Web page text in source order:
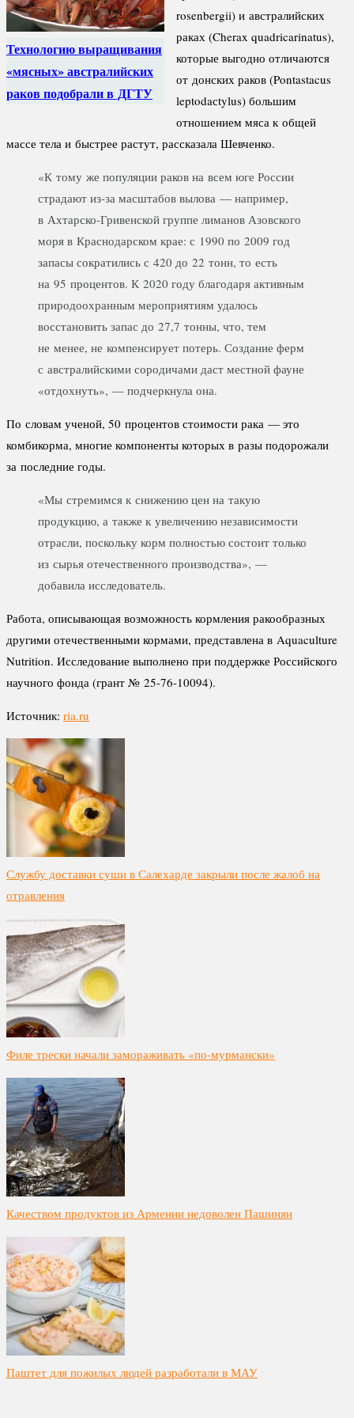
Технологию выращивания
«мясных» австралийских
раков подобрали в ДГТУ
rosenbergii) и австралийских
раках (Cherax quadricarinatus),
которые выгодно отличаются
от донских раков (Pontastacus
leptodaсtylus) большим
отношением мяса к общей
массе тела и быстрее растут, рассказала Шевченко.
«К тому же популяции раков на всем юге России
страдают из-за масштабов вылова — например,
в Ахтарско-Гривенской группе лиманов Азовского
моря в Краснодарском крае: с 1990 по 2009 год
запасы сократились с 420 до 22 тонн, то есть
на 95 процентов. К 2020 году благодаря активным
природоохранным мероприятиям удалось
восстановить запас до 27,7 тонны, что, тем
не менее, не компенсирует потерь. Создание ферм
с австралийскими сородичами даст местной фауне
«отдохнуть», — подчеркнула она.
По словам ученой, 50 процентов стоимости рака — это
комбикорма, многие компоненты которых в разы подорожали
за последние годы.
«Мы стремимся к снижению цен на такую
продукцию, а также к увеличению независимости
отрасли, поскольку корм полностью состоит только
из сырья отечественного производства», —
добавила исследователь.
Работа, описывающая возможность кормления ракообразных
другими отечественными кормами, представлена в Aquaculture
Nutrition. Исследование выполнено при поддержке Российского
научного фонда (грант № 25-76-10094).
Источник: ria.ru
Службу доставки суши в Салехарде закрыли после жалоб на
отравления
Филе трески начали замораживать «по-мурмански»
Качеством продуктов из Армении недоволен Пашинян
Паштет для пожилых людей разработали в МАУ